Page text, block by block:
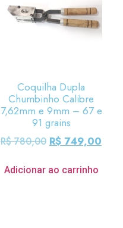
Coquilha Dupla
Chumbinho Calibre
7,62mm e 9mm – 67 e
91 grains
R$780,00 R$ 749,00
Adicionar ao carrinho